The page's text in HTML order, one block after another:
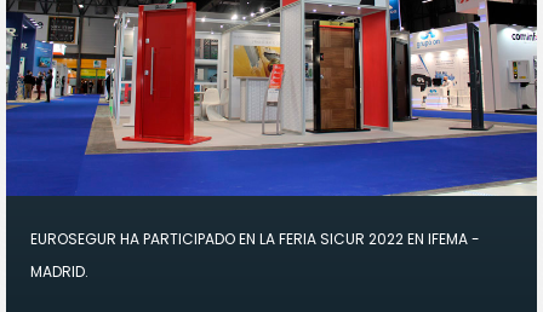
EUROSEGUR HA PARTICIPADO EN LA FERIA SICUR 2022 EN IFEMA -
MADRID.